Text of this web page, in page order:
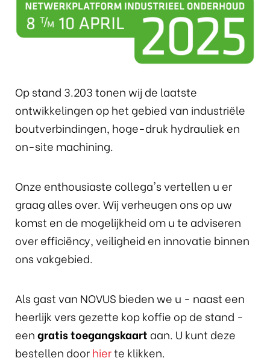
Op stand 3.203 tonen wij de laatste
ontwikkelingen op het gebied van industriële
boutverbindingen, hoge-druk hydrauliek en
on-site machining.
Onze enthousiaste collega's vertellen u er
graag alles over. Wij verheugen ons op uw
komst en de mogelijkheid om u te adviseren
over efficiëncy, veiligheid en innovatie binnen
ons vakgebied.
Als gast van NOVUS bieden we u - naast een
heerlijk vers gezette kop koffie op de stand -
eengratis toegangskaart aan. U kunt deze
bestellen doorhierte klikken.